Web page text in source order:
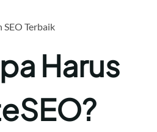
Terbaik
Harus